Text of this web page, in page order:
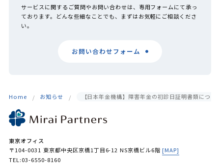
サービスに関するご質問やお問い合わせは、専用フォームにて承っ
ております。どんな些細なことでも、まずはお気軽にご相談くださ
い。
お問い合わせフォーム
Home お知らせ 【日本年金機構】障害年金の初診日証明書類につい
東京オフィス
〒104-0031 東京都中央区京橋1丁目6-12 NS京橋ビル6階 [MAP]
TEL:03-6550-8160